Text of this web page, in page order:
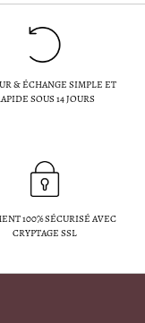
& ÉCHANGE SIMPLE ET
SOUS 14 JOURS
100% SÉCURISÉ AVEC
CRYPTAGE SSL